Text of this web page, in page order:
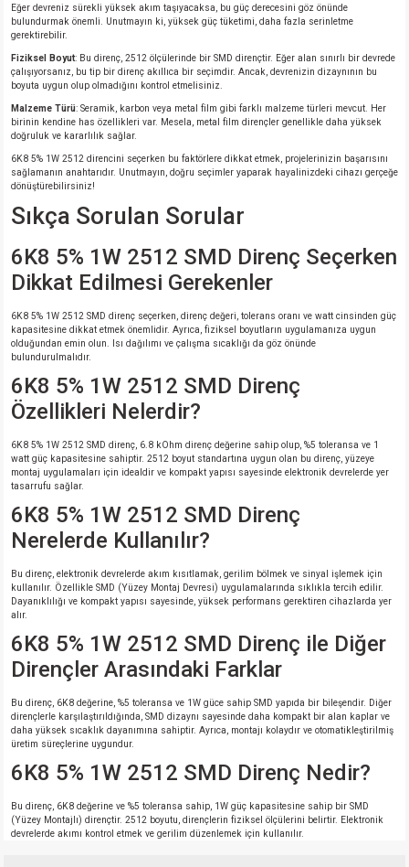
Eğer devreniz sürekli yüksek akım taşıyacaksa, bu güç derecesini göz önünde
bulundurmak önemli. Unutmayın ki, yüksek güç tüketimi, daha fazla serinletme
gerektirebilir.
Fiziksel Boyut: Bu direnç, 2512 ölçülerinde bir SMD dirençtir. Eğer alan sınırlı bir devrede
çalışıyorsanız, bu tip bir direnç akıllıca bir seçimdir. Ancak, devrenizin dizaynının bu
boyuta uygun olup olmadığını kontrol etmelisiniz.
Malzeme Türü: Seramik, karbon veya metal film gibi farklı malzeme türleri mevcut. Her
birinin kendine has özellikleri var. Mesela, metal film dirençler genellikle daha yüksek
doğruluk ve kararlılık sağlar.
6K8 5% 1W 2512 direncini seçerken bu faktörlere dikkat etmek, projelerinizin başarısını
sağlamanın anahtarıdır. Unutmayın, doğru seçimler yaparak hayalinizdeki cihazı gerçeğe
dönüştürebilirsiniz!
Sıkça Sorulan Sorular
6K8 5% 1W 2512 SMD Direnç Seçerken
Dikkat Edilmesi Gerekenler
6K8 5% 1W 2512 SMD direnç seçerken, direnç değeri, tolerans oranı ve watt cinsinden güç
kapasitesine dikkat etmek önemlidir. Ayrıca, fiziksel boyutların uygulamanıza uygun
olduğundan emin olun. Isı dağılımı ve çalışma sıcaklığı da göz önünde
bulundurulmalıdır.
6K8 5% 1W 2512 SMD Direnç
Özellikleri Nelerdir?
6K8 5% 1W 2512 SMD direnç, 6.8 kOhm direnç değerine sahip olup, %5 toleransa ve 1
watt güç kapasitesine sahiptir. 2512 boyut standartına uygun olan bu direnç, yüzeye
montaj uygulamaları için idealdir ve kompakt yapısı sayesinde elektronik devrelerde yer
tasarrufu sağlar.
6K8 5% 1W 2512 SMD Direnç
Nerelerde Kullanılır?
Bu direnç, elektronik devrelerde akım kısıtlamak, gerilim bölmek ve sinyal işlemek için
kullanılır. Özellikle SMD (Yüzey Montaj Devresi) uygulamalarında sıklıkla tercih edilir.
Dayanıklılığı ve kompakt yapısı sayesinde, yüksek performans gerektiren cihazlarda yer
alır.
6K8 5% 1W 2512 SMD Direnç ile Diğer
Dirençler Arasındaki Farklar
Bu direnç, 6K8 değerine, %5 toleransa ve 1W güce sahip SMD yapıda bir bileşendir. Diğer
dirençlerle karşılaştırıldığında, SMD dizaynı sayesinde daha kompakt bir alan kaplar ve
daha yüksek sıcaklık dayanımına sahiptir. Ayrıca, montajı kolaydır ve otomatikleştirilmiş
üretim süreçlerine uygundur.
6K8 5% 1W 2512 SMD Direnç Nedir?
Bu direnç, 6K8 değerine ve %5 toleransa sahip, 1W güç kapasitesine sahip bir SMD
(Yüzey Montajlı) dirençtir. 2512 boyutu, dirençlerin fiziksel ölçülerini belirtir. Elektronik
devrelerde akımı kontrol etmek ve gerilim düzenlemek için kullanılır.